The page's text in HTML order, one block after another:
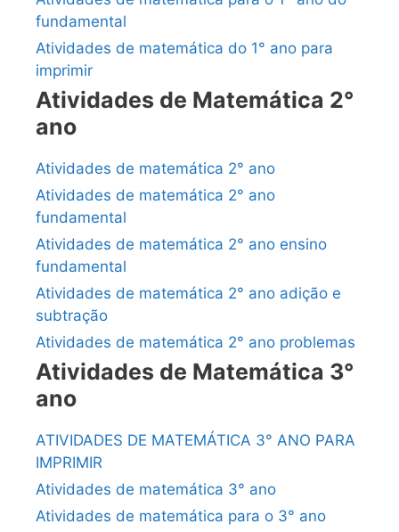
fundamental
Atividades de matemática do 1° ano para
imprimir
Atividades de Matemática 2°
ano
Atividades de matemática 2° ano
Atividades de matemática 2° ano
fundamental
Atividades de matemática 2° ano ensino
fundamental
Atividades de matemática 2° ano adição e
subtração
Atividades de matemática 2° ano problemas
Atividades de Matemática 3°
ano
ATIVIDADES DE MATEMÁTICA 3° ANO PARA
IMPRIMIR
Atividades de matemática 3° ano
Atividades de matemática para o 3° ano